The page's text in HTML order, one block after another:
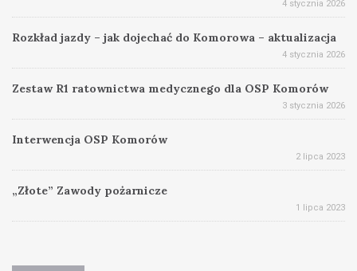
4 stycznia 2026
Rozkład jazdy – jak dojechać do Komorowa – aktualizacja
4 stycznia 2026
Zestaw R1 ratownictwa medycznego dla OSP Komorów
3 stycznia 2026
Interwencja OSP Komorów
2 lipca 2023
„Złote” Zawody pożarnicze
1 lipca 2023